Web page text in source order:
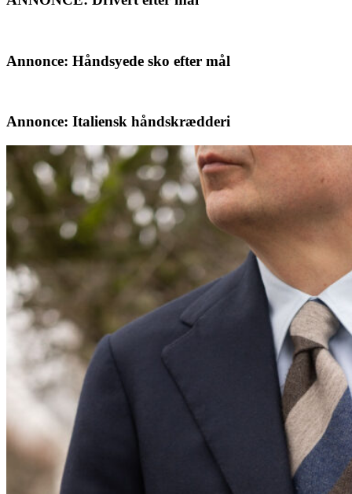
Annonce: Håndsyede sko efter mål
Annonce: Italiensk håndskrædderi